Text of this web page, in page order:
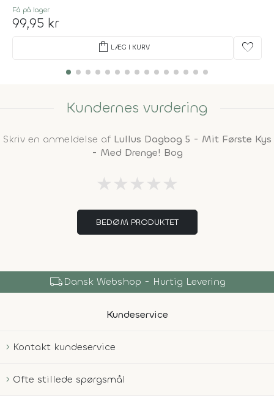
Få på lager
99,95 kr
shopping_bag LÆG I KURV favorite
Kundernes vurdering
Skriv en anmeldelse af Lullus Dagbog 5 - Mit Første Kys
- Med Drenge! Bog
★ ★ ★ ★ ★
BEDØM PRODUKTET
local_shippingDansk Webshop - Hurtig Levering
Kundeservice
Kontakt kundeservice
Ofte stillede spørgsmål